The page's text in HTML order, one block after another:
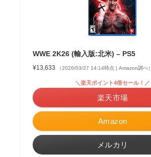
WWE 2K26 (輸入版:北米) – PS5
¥13,633 （2026/03/27 14:14時点 | Amazon調べ）
Amazon
＼楽天ポイント4倍セール！／
楽天市場
メルカリ